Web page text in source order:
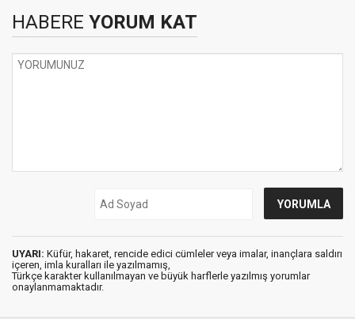
HABERE YORUM KAT
UYARI: Küfür, hakaret, rencide edici cümleler veya imalar, inançlara saldırı
içeren, imla kuralları ile yazılmamış,
Türkçe karakter kullanılmayan ve büyük harflerle yazılmış yorumlar
onaylanmamaktadır.